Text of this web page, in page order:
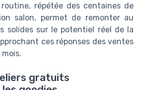
routine, répétée des centaines de
salon, permet de remonter au
solides sur le potentiel réel de la
ces réponses des ventes
gratuits